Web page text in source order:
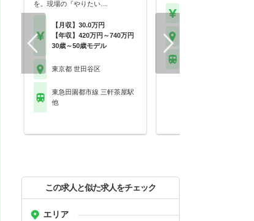
を。現場の『やりたい…
【月収】30.0万円
【年収】420万円～740万円
30歳～50歳モデル
東京都 世田谷区
東急田園都市線 三軒茶屋駅
他
この求人と似た求人をチェック
エリア